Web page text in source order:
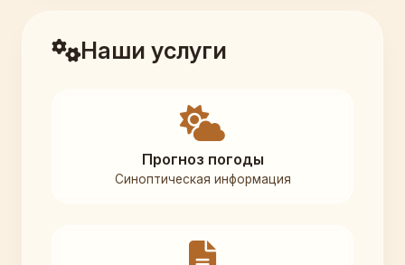
Наши услуги
Прогноз погоды
Синоптическая информация